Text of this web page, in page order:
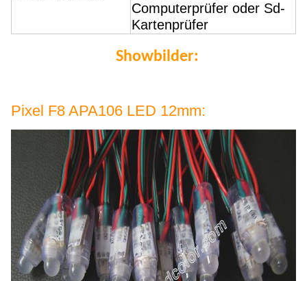
Computerprüfer oder Sd-
Kartenprüfer
Showbilder:
Pixel F8 APA106 LED 12mm: